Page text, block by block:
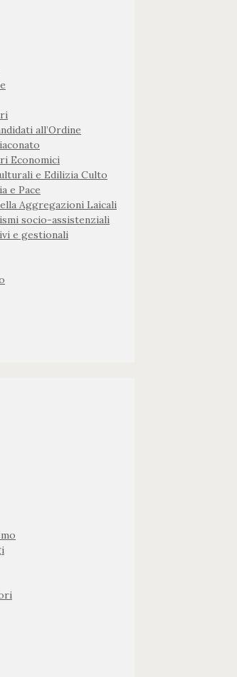
all’Ordine
Economici
e Edilizia Culto
e Pace
Aggregazioni Laicali
socio-assistenziali
e gestionali